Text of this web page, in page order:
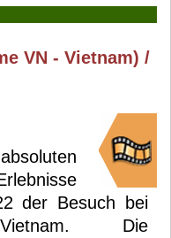
VN - Vietnam) /
der Besuch bei
Die